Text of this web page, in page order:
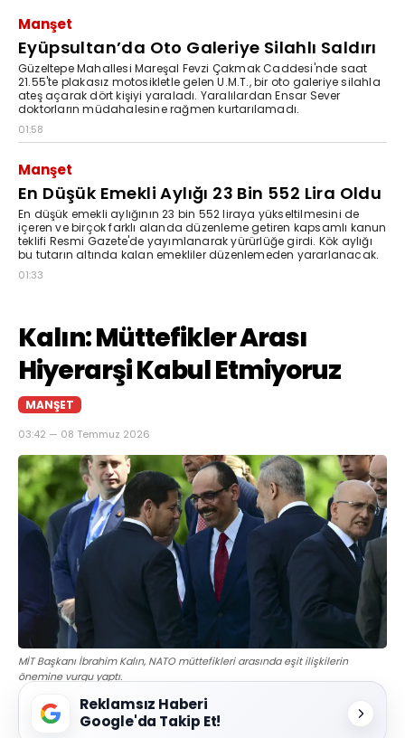
Manşet
Eyüpsultan’da Oto Galeriye Silahlı Saldırı
Güzeltepe Mahallesi Mareşal Fevzi Çakmak Caddesi'nde saat
21.55'te plakasız motosikletle gelen U.M.T., bir oto galeriye silahla
ateş açarak dört kişiyi yaraladı. Yaralılardan Ensar Sever
doktorların müdahalesine rağmen kurtarılamadı.
01:58
Manşet
En Düşük Emekli Aylığı 23 Bin 552 Lira Oldu
En düşük emekli aylığının 23 bin 552 liraya yükseltilmesini de
içeren ve birçok farklı alanda düzenleme getiren kapsamlı kanun
teklifi Resmi Gazete'de yayımlanarak yürürlüğe girdi. Kök aylığı
bu tutarın altında kalan emekliler düzenlemeden yararlanacak.
01:33